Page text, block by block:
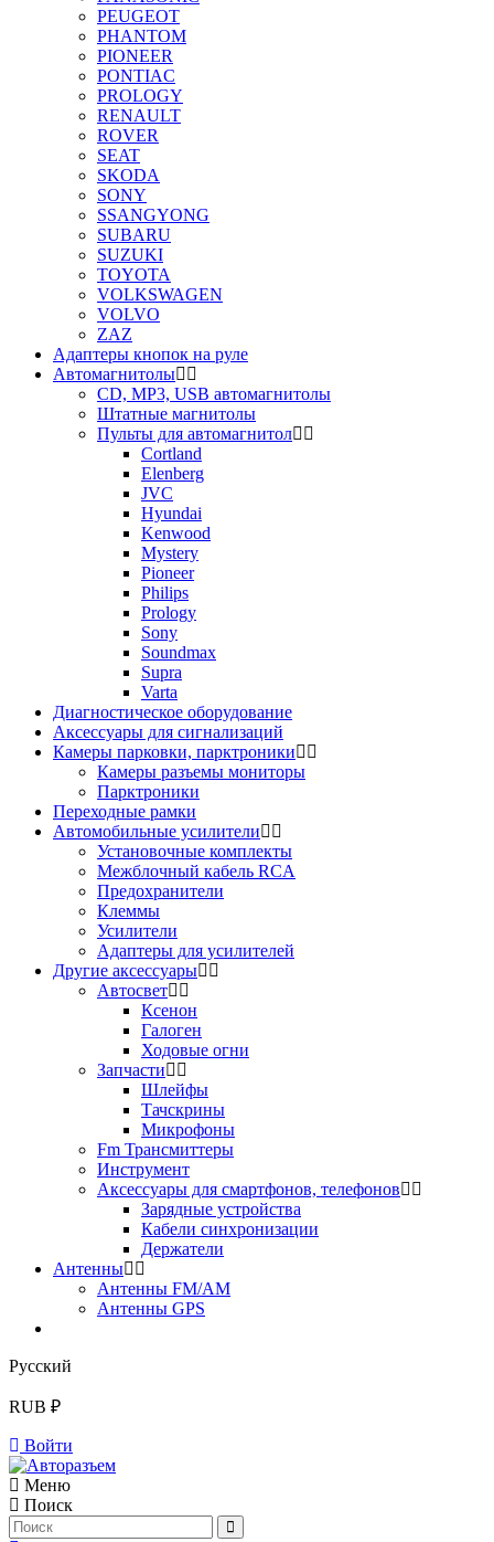
PEUGEOT
PHANTOM
PIONEER
PONTIAC
PROLOGY
RENAULT
ROVER
SEAT
SKODA
SONY
SSANGYONG
SUBARU
SUZUKI
TOYOTA
VOLKSWAGEN
VOLVO
ZAZ
Адаптеры кнопок на руле
Автомагнитолы
CD, MP3, USB автомагнитолы
Штатные магнитолы
Пульты для автомагнитол
Cortland
Elenberg
JVC
Hyundai
Kenwood
Mystery
Pioneer
Philips
Prology
Sony
Soundmax
Supra
Varta
Диагностическое оборудование
Аксессуары для сигнализаций
Камеры парковки, парктроники
Камеры разъемы мониторы
Парктроники
Переходные рамки
Автомобильные усилители
Установочные комплекты
Межблочный кабель RCA
Предохранители
Клеммы
Усилители
Адаптеры для усилителей
Другие аксессуары
Автосвет
Ксенон
Галоген
Ходовые огни
Запчасти
Шлейфы
Тачскрины
Микрофоны
Fm Трансмиттеры
Инструмент
Аксессуары для смартфонов, телефонов
Зарядные устройства
Кабели синхронизации
Держатели
Антенны
Антенны FM/AM
Антенны GPS
Русский
RUB ₽
Войти
Меню
Поиск